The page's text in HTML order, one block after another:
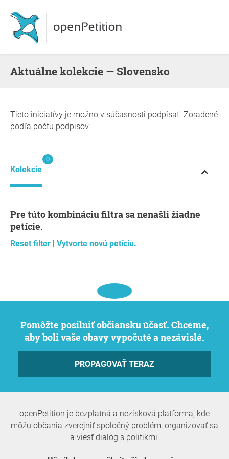
Aktuálne kolekcie — Slovensko
Tieto iniciatívy je možno v súčasnosti podpísať. Zoradené
podľa počtu podpisov.
Kolekcie
0
Pre túto kombináciu filtra sa nenašli žiadne
petície.
Reset filter | Vytvorte novú petíciu.
Pomôžte posilniť občiansku účasť. Chceme,
aby boli vaše obavy vypočuté a nezávislé.
PROPAGOVAŤ TERAZ
openPetition je bezplatná a nezisková platforma, kde
môžu občania zverejniť spoločný problém, organizovať sa
a viesť dialóg s politikmi.